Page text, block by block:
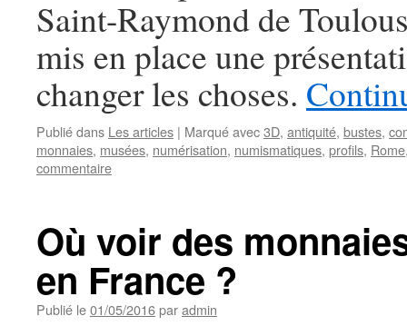
Saint-Raymond de
mis en place une
changer les choses.
Publié dans Les articles | Marqué avec3D, antiquité, bustes,
monnaies, musées, numérisation, numismatiques, profils, Rome
commentaire
Où voir des
en France ?
Publié le01/05/2016paradmin